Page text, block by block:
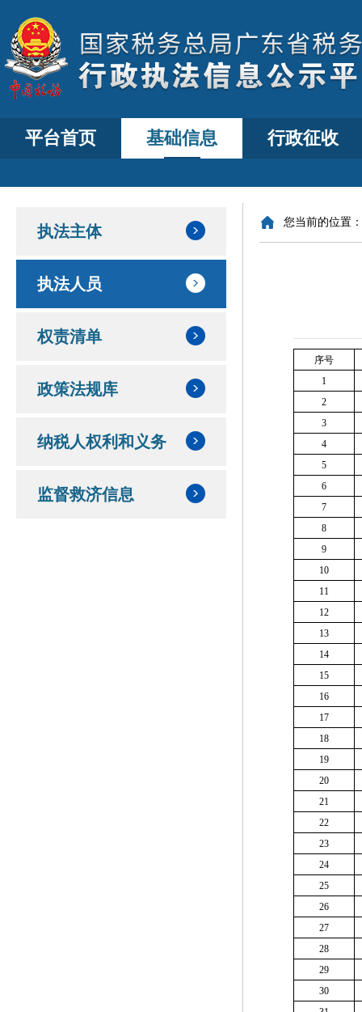
平台首页 基础信息 行政征收
执法主体
执法人员
权责清单
政策法规库
纳税人权利和义务
监督救济信息
您当前的位置
序号
1
2
3
4
5
6
7
8
9
10
11
12
13
14
15
16
17
18
19
20
21
22
23
24
25
26
27
28
29
30